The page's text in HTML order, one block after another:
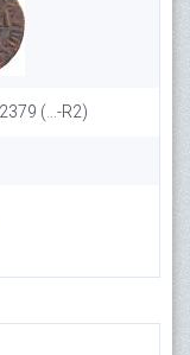
(...-R2)